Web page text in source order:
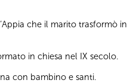
che il marito trasformò in
in chiesa nel IX secolo.
con bambino e santi.